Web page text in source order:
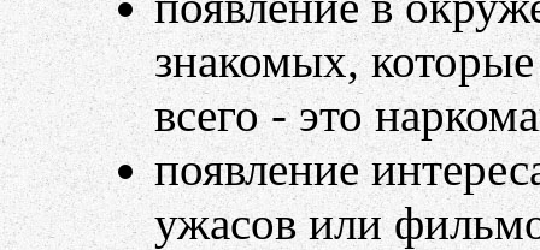
знакомых,
всего - это
появление
ужасов или